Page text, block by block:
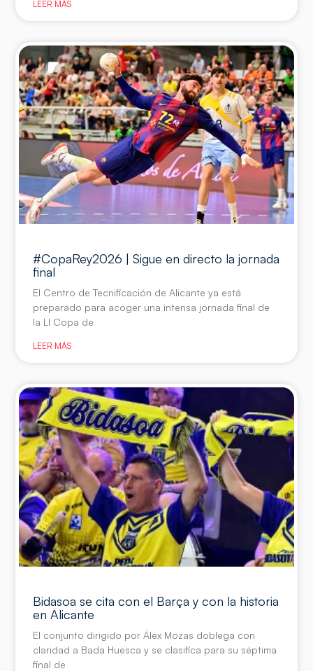
LEER MÁS
#CopaRey2026 | Sigue en directo la jornada
final
El Centro de Tecnificación de Alicante ya está
preparado para acoger una intensa jornada final de
la LI Copa de
LEER MÁS
Bidasoa se cita con el Barça y con la historia
en Alicante
El conjunto dirigido por Álex Mozas doblega con
claridad a Bada Huesca y se clasifica para su séptima
final de